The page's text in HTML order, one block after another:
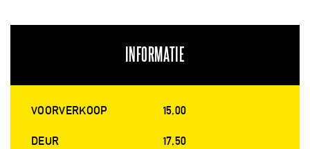
INFORMATIE
VOORVERKOOP 15,00
DEUR 17,50